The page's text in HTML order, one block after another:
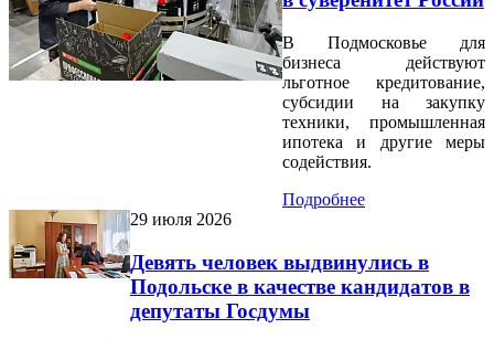
В Подмосковье для
бизнеса действуют
льготное кредитование,
субсидии на закупку
техники, промышленная
ипотека и другие меры
содействия.
Подробнее
29 июля 2026
Девять человек выдвинулись в
Подольске в качестве кандидатов в
депутаты Госдумы